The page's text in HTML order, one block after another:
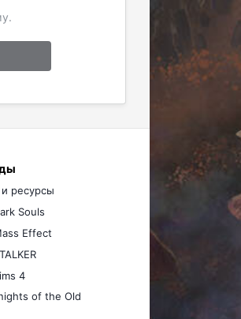
ресурсы
Souls
Effect
4
of the Old